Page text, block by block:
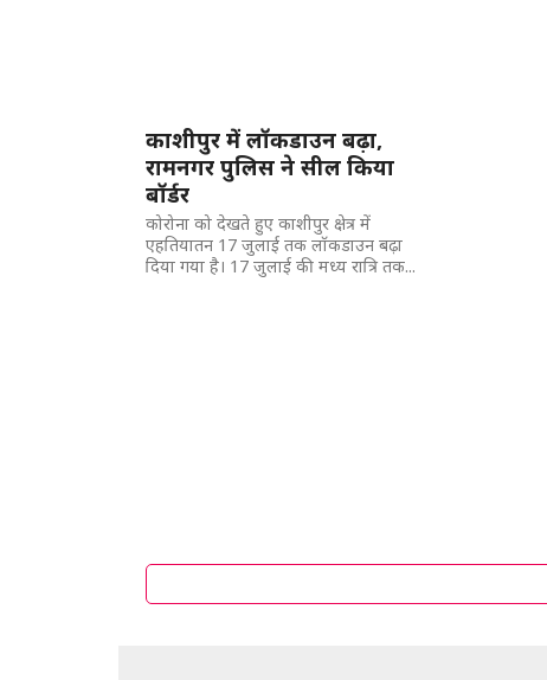
काशीपुर में लॉकडाउन बढ़ा,
रामनगर पुलिस ने सील किया
बॉर्डर
कोरोना को देखते हुए काशीपुर क्षेत्र में
एहतियातन 17 जुलाई तक लॉकडाउन बढ़ा
दिया गया है। 17 जुलाई की मध्य रात्रि तक...